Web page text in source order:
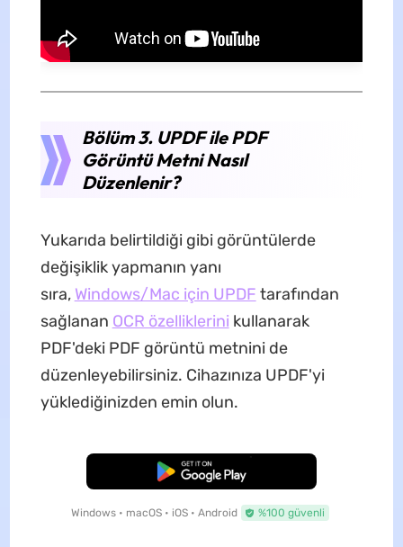
Bölüm 3. UPDF ile PDF
Görüntü Metni Nasıl
Düzenlenir?
Yukarıda belirtildiği gibi görüntülerde
değişiklik yapmanın yanı
sıra, Windows/Mac için UPDF tarafından
sağlanan OCR özelliklerini kullanarak
PDF'deki PDF görüntü metnini de
düzenleyebilirsiniz. Cihazınıza UPDF'yi
yüklediğinizden emin olun.
Ücretsiz İndirme
Windows • macOS • iOS • Android %100 güvenli